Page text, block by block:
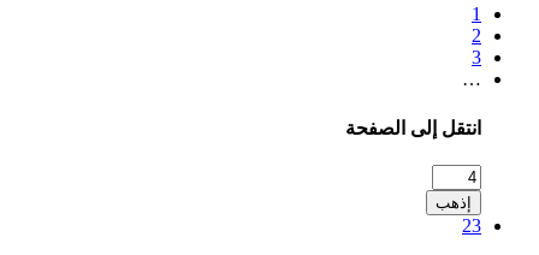
1
2
3
…
انتقل إلى الصفحة
إذهب
23